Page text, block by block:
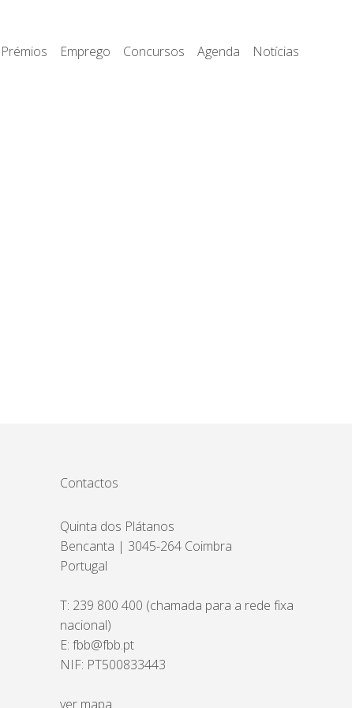
Prémios Emprego Concursos Agenda Notícias
Contactos
Quinta dos Plátanos
Bencanta | 3045-264 Coimbra
Portugal
T: 239 800 400 (chamada para a rede fixa
nacional)
E:fbb@fbb.pt
NIF: PT500833443
ver mapa